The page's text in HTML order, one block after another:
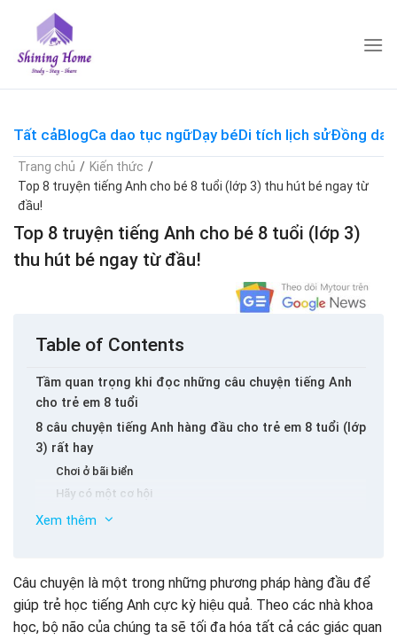
content
Tất cảBlogCa dao tục ngữDạy béDi tích lịch sửĐồng dao
Trang chủ / Kiến thức /
Top 8 truyện tiếng Anh cho bé 8 tuổi (lớp 3) thu hút bé ngay từ
đầu!
Top 8 truyện tiếng Anh cho bé 8 tuổi (lớp 3)
thu hút bé ngay từ đầu!
Table of Contents
Tầm quan trọng khi đọc những câu chuyện tiếng Anh
cho trẻ em 8 tuổi
8 câu chuyện tiếng Anh hàng đầu cho trẻ em 8 tuổi (lớp
3) rất hay
Chơi ở bãi biển
Hãy có một cơ hội
Gấu ăn chay
Bọ chét trong sáo
Mike giúp một con hổ
Ai sống trong lòng đất?
Lưu ý học tiếng Anh thông qua truyện tranh cho trẻ em
8 tuổi
Xem thêm
Câu chuyện là một trong những phương pháp hàng đầu để
giúp trẻ học tiếng Anh cực kỳ hiệu quả. Theo các nhà khoa
học, bộ não của chúng ta sẽ tối đa hóa tất cả các giác quan